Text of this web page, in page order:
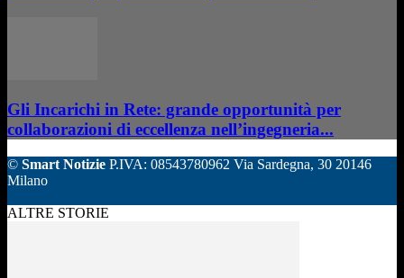
Gli Incarichi in Rete: grande opportunità per
collaborazioni di eccellenza nell’ingegneria...
© Smart Notizie P.IVA: 08543780962 Via Sardegna, 30 20146
Milano
ALTRE STORIE